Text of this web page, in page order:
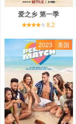
爱之乡 第一季
8.2
2023 美国